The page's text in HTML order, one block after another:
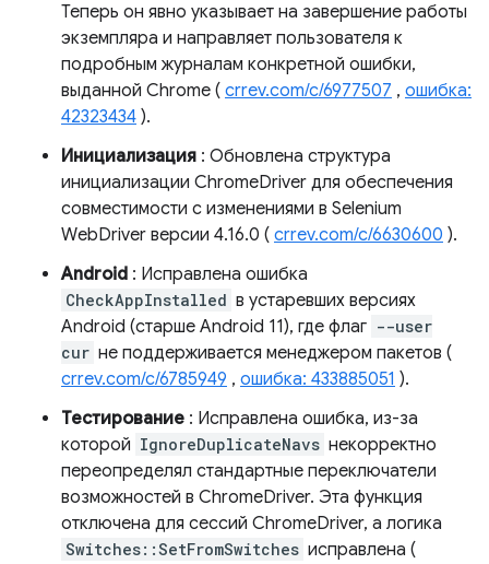
Теперь он явно указывает на завершение работы
экземпляра и направляет пользователя к
подробным журналам конкретной ошибки,
выданной Chrome ( crrev.com/c/6977507 , ошибка:
42323434 ).
Инициализация : Обновлена ​​структура
инициализации ChromeDriver для обеспечения
совместимости с изменениями в Selenium
WebDriver версии 4.16.0 ( crrev.com/c/6630600 ).
Android : Исправлена ​​ошибка
CheckAppInstalled в устаревших версиях
Android (старше Android 11), где флаг --user
cur не поддерживается менеджером пакетов (
crrev.com/c/6785949 , ошибка: 433885051 ).
Тестирование : Исправлена ​​ошибка, из-за
которой IgnoreDuplicateNavs некорректно
переопределял стандартные переключатели
возможностей в ChromeDriver. Эта функция
отключена для сессий ChromeDriver, а логика
Switches::SetFromSwitches исправлена ​​(